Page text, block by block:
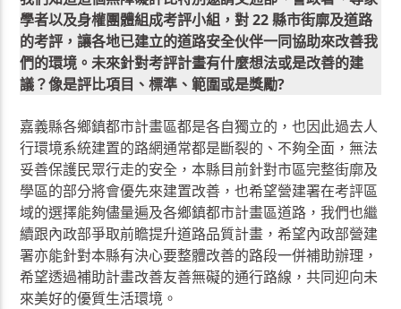
學者以及身權團體組成考評小組，對 22 縣市街廓及道路
的考評，讓各地已建立的道路安全伙伴一同協助來改善我
們的環境。未來針對考評計畫有什麼想法或是改善的建
議？像是評比項目、標準、範圍或是獎勵?
嘉義縣各鄉鎮都市計畫區都是各自獨立的，也因此過去人
行環境系統建置的路網通常都是斷裂的、不夠全面，無法
妥善保護民眾行走的安全，本縣目前針對市區完整街廓及
學區的部分將會優先來建置改善，也希望營建署在考評區
域的選擇能夠儘量遍及各鄉鎮都市計畫區道路，我們也繼
續跟內政部爭取前瞻提升道路品質計畫，希望內政部營建
署亦能針對本縣有決心要整體改善的路段一併補助辦理，
希望透過補助計畫改善友善無礙的通行路線，共同迎向未
來美好的優質生活環境。